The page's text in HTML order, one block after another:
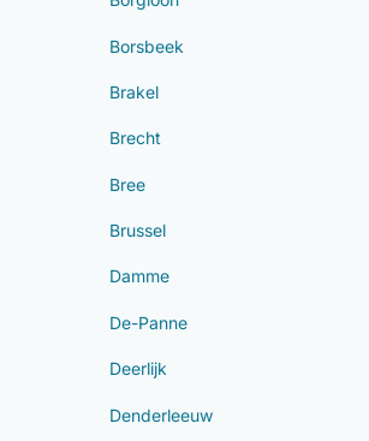
Borsbeek
Brakel
Brecht
Bree
Brussel
Damme
De-Panne
Deerlijk
Denderleeuw